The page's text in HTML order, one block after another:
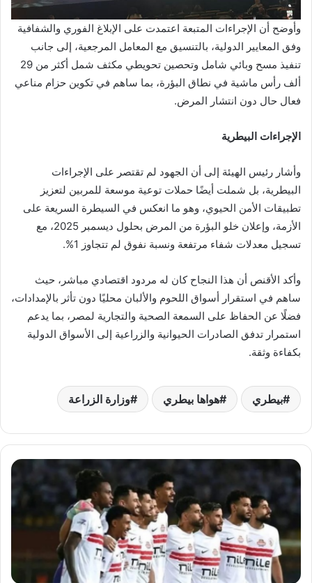
وأوضح أن الإجراءات المتبعة اعتمدت على الإبلاغ الفوري والشفافية
وفق المعايير الدولية، بالتنسيق مع المعامل المرجعية، إلى جانب
تنفيذ مسح وبائي شامل وتحصين تحويطي مكثف شمل أكثر من 29
ألف رأس ماشية في نطاق البؤرة، بما ساهم في تكوين حزام مناعي
فعال حال دون انتشار المرض.
الإجراءات البيطرية
وأشار رئيس الهيئة إلى أن الجهود لم تقتصر على الإجراءات
البيطرية، بل شملت أيضًا حملات توعية موسعة للمربين لتعزيز
تطبيقات الأمن الحيوي، وهو ما انعكس في السيطرة السريعة على
الأزمة، وإعلان خلو البؤرة من المرض بحلول ديسمبر 2025، مع
تسجيل معدلات شفاء مرتفعة ونسبة نفوق لم تتجاوز 1%.
وأكد الأقنص أن هذا النجاح كان له مردود اقتصادي مباشر، حيث
ساهم في استقرار أسواق اللحوم والألبان محليًا دون تأثر بالإمدادات،
فضلًا عن الحفاظ على السمعة الصحية والتجارية لمصر، بما يدعم
استمرار تدفق الصادرات الحيوانية والزراعية إلى الأسواق الدولية
بكفاءة وثقة.
بيطري هواها بيطري وزارة الزراعة
قمة
الحسم..
سيراميكا
كليوباترا
لحسم